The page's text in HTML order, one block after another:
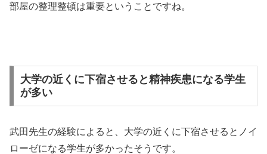
部屋の整理整頓は重要ということですね。
大学の近くに下宿させると精神疾患になる学生
が多い
武田先生の経験によると、大学の近くに下宿させるとノイ
ローゼになる学生が多かったそうです。